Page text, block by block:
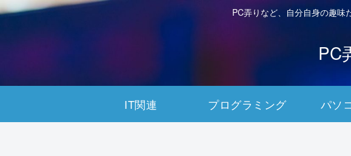
PC弄りなど、自分自身の趣味
PC
IT関連 プログラミング パソ